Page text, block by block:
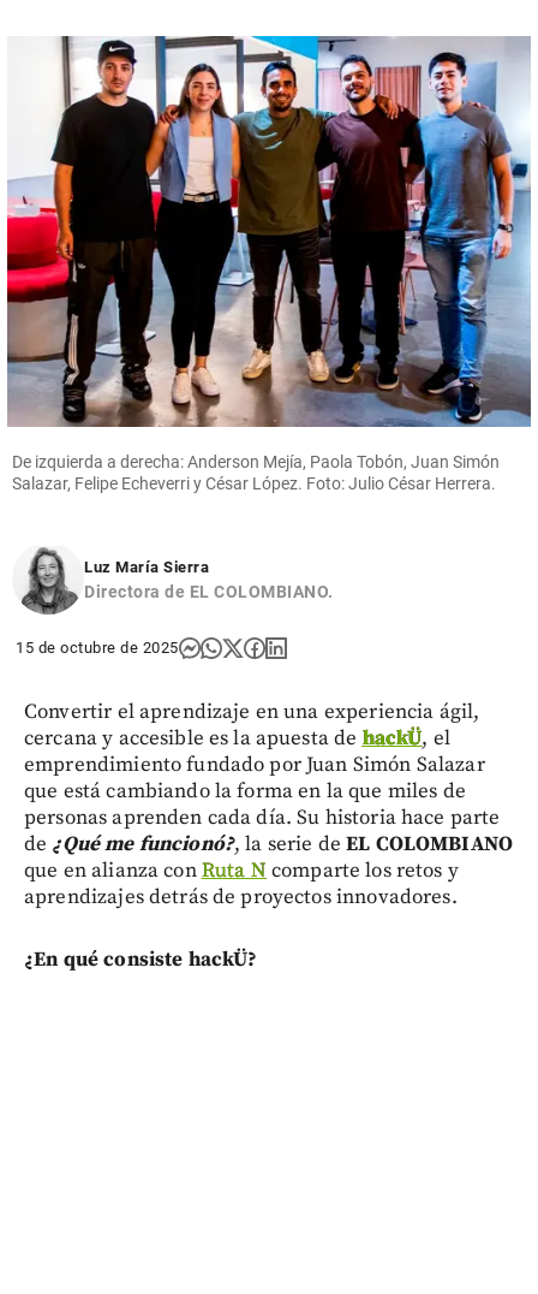
De izquierda a derecha: Anderson Mejía, Paola Tobón, Juan Simón
Salazar, Felipe Echeverri y César López. Foto: Julio César Herrera.
Luz María Sierra
Directora de EL COLOMBIANO.
15 de octubre de 2025
Convertir el aprendizaje en una experiencia ágil,
cercana y accesible es la apuesta de hackÜ, el
emprendimiento fundado por Juan Simón Salazar
que está cambiando la forma en la que miles de
personas aprenden cada día. Su historia hace parte
de ¿Qué me funcionó?, la serie deEL COLOMBIANO
que en alianza conRuta N comparte los retos y
aprendizajes detrás de proyectos innovadores.
¿En qué consiste hackÜ?